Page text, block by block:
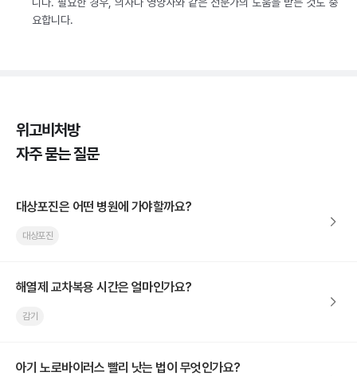
요합니다.
위고비처방
자주 묻는 질문
대상포진은 어떤 병원에 가야할까요?
대상포진
해열제 교차복용 시간은 얼마인가요?
감기
아기 노로바이러스 빨리 낫는 법이 무엇인가요?